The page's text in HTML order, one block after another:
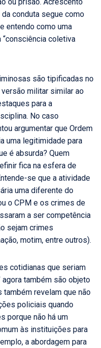
conduta segue como
entendo como uma
“consciência coletiva
são tipificadas no
militar similar ao
para a
No caso
argumentar que Ordem
uma legitimidade para
é absurda? Quem
fica na esfera de
se que a atividade
uma diferente do
o CPM e os crimes de
a ser competência
sejam crimes
motim, entre outros).
cotidianas que seriam
agora também são objeto
revelam que não
policiais quando
porque não há um
às instituições para
a abordagem para